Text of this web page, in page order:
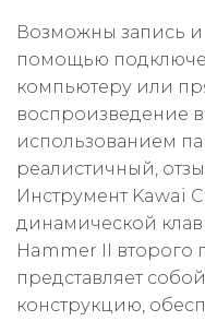
Возможны запись
помощью
компьютеру или
воспроизведение
использованием
реалистичный,
Инструмент Kawai
динамической
Hammer II второго
представляет
конструкцию,